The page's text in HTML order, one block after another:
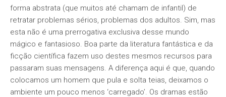
forma abstrata (que muitos até chamam de infantil) de
retratar problemas sérios, problemas dos adultos. Sim, mas
esta não é uma prerrogativa exclusiva desse mundo
mágico e fantasioso. Boa parte da literatura fantástica e da
ficção científica fazem uso destes mesmos recursos para
passaram suas mensagens. A diferença aqui é que, quando
colocamos um homem que pula e solta teias, deixamos o
ambiente um pouco menos ‘carregado’. Os dramas estão